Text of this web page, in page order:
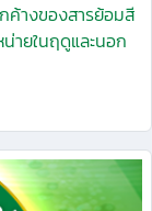
ค้างของสารย้อมสี
ายในฤดูและนอก